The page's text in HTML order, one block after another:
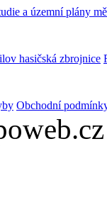
a územní plány
hasičská zbrojnice
Obchodní